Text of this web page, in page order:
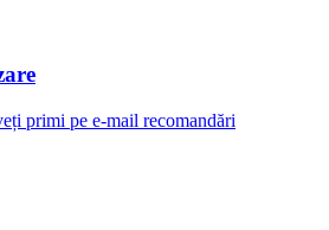
primi pe e-mail recomandări